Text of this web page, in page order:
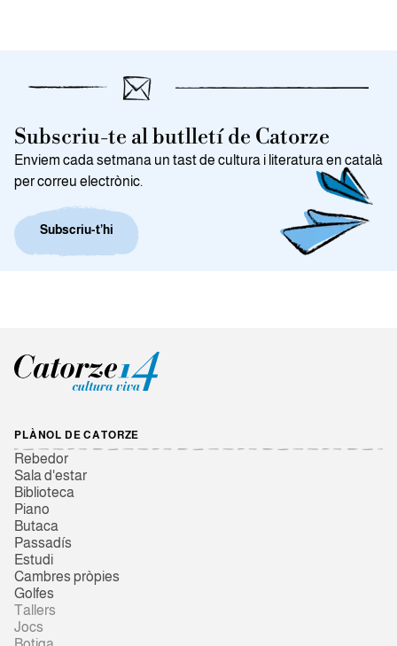
Subscriu-te al butlletí de Catorze
Enviem cada setmana un tast de cultura i literatura en català
per correu electrònic.
Subscriu-t’hi
PLÀNOL DE CATORZE
Rebedor
Sala d'estar
Biblioteca
Piano
Butaca
Passadís
Estudi
Cambres pròpies
Golfes
Tallers
Jocs